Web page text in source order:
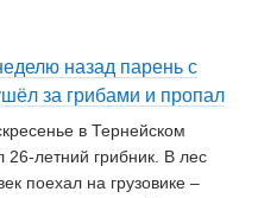
назад парень с
за грибами и пропал
в Тернейском
26-летний грибник. В лес
поехал на грузовике –